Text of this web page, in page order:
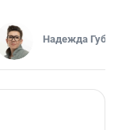
Надежда